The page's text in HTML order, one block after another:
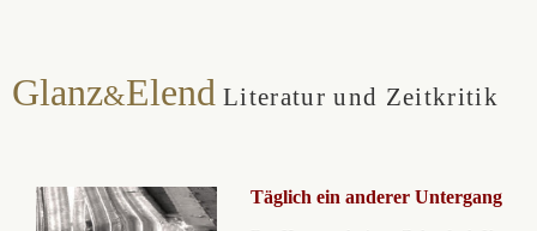
Glanz&Elend Literatur und Zeitkritik
Täglich ein anderer Untergang